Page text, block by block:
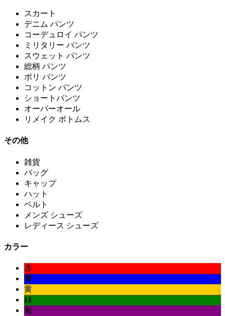
スカート
デニム パンツ
コーデュロイ パンツ
ミリタリー パンツ
スウェット パンツ
総柄 パンツ
ポリ パンツ
コットン パンツ
ショートパンツ
オーバーオール
リメイク ボトムス
その他
雑貨
バッグ
キャップ
ハット
ベルト
メンズ シューズ
レディース シューズ
カラー
赤
青
黄
緑
紫